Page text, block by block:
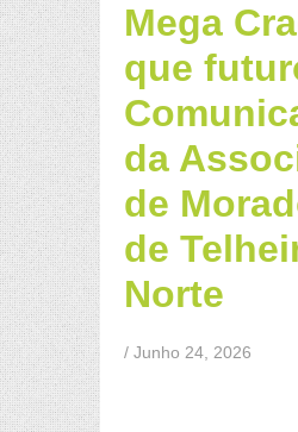
Mega
que
da
de
de
Norte
/ Junho 24, 2026